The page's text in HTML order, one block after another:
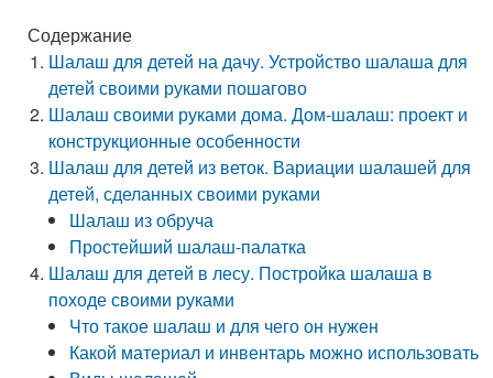
Содержание
Шалаш для детей на дачу. Устройство шалаша для
детей своими руками пошагово
Шалаш своими руками дома. Дом-шалаш: проект и
конструкционные особенности
Шалаш для детей из веток. Вариации шалашей для
детей, сделанных своими руками
Шалаш из обруча
Простейший шалаш-палатка
Шалаш для детей в лесу. Постройка шалаша в
походе своими руками
Что такое шалаш и для чего он нужен
Какой материал и инвентарь можно использовать